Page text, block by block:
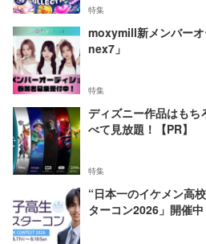
特集
moxymill新メンバー
nex7」
特集
ディズニー作品はもち
べて見放題！【PR】
特集
“日本一のイケメン高
ターコン2026」開催中